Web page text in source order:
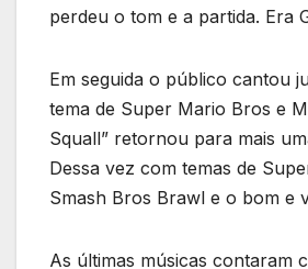
perdeu o tom e a partida. Era
Em seguida o público cantou
tema de Super Mario Bros e
Squall” retornou para mais
Dessa vez com temas de
Smash Bros Brawl e o bom e
As últimas músicas contaram